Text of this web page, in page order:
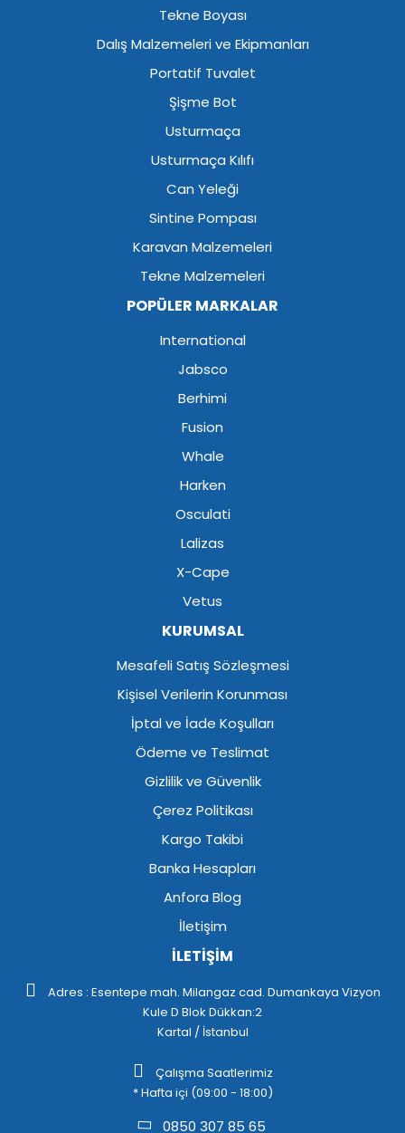
Tekne Boyası
Dalış Malzemeleri ve Ekipmanları
Portatif Tuvalet
Şişme Bot
Usturmaça
Usturmaça Kılıfı
Can Yeleği
Sintine Pompası
Karavan Malzemeleri
Tekne Malzemeleri
POPÜLER MARKALAR
International
Jabsco
Berhimi
Fusion
Whale
Harken
Osculati
Lalizas
X-Cape
Vetus
KURUMSAL
Mesafeli Satış Sözleşmesi
Kişisel Verilerin Korunması
İptal ve İade Koşulları
Ödeme ve Teslimat
Gizlilik ve Güvenlik
Çerez Politikası
Kargo Takibi
Banka Hesapları
Anfora Blog
İletişim
İLETİŞİM
Adres : Esentepe mah. Milangaz cad. Dumankaya Vizyon
Kule D Blok Dükkan:2
Kartal / İstanbul
Çalışma Saatlerimiz
* Hafta içi (09:00 - 18:00)
0850 307 85 65